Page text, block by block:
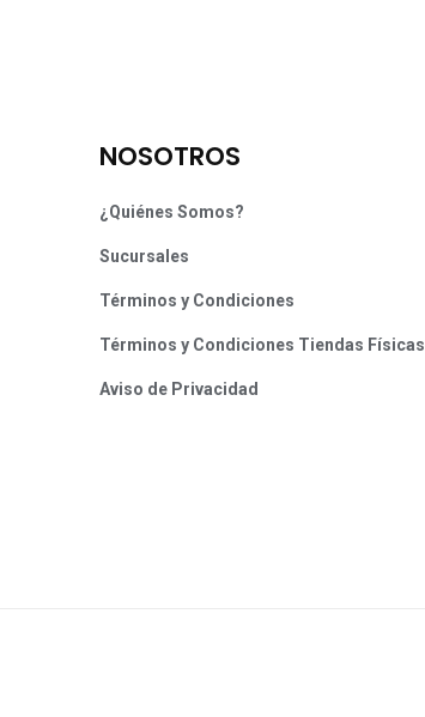
NOSOTROS
¿Quiénes Somos?
Sucursales
Términos y Condiciones
Términos y Condiciones Tiendas Físicas
Aviso de Privacidad